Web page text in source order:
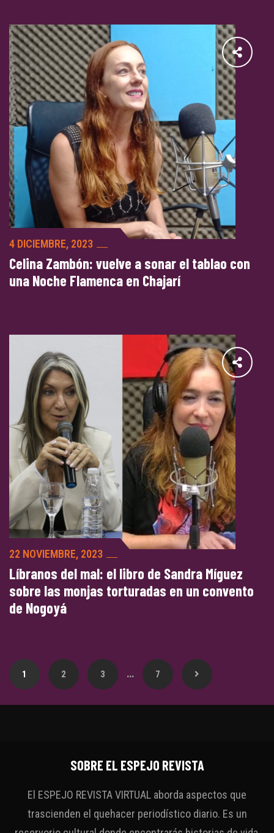
4 DICIEMBRE, 2023
Celina Zambón: vuelve a sonar el tablao con
una Noche Flamenca en Chajarí
22 NOVIEMBRE, 2023
Líbranos del mal: el libro de Sandra Míguez
sobre las monjas torturadas en un convento
de Nogoyá
1 2 3 … 7
SOBRE EL ESPEJO REVISTA
El ESPEJO REVISTA VIRTUAL aborda aspectos que
trascienden el quehacer periodístico diario. Es un